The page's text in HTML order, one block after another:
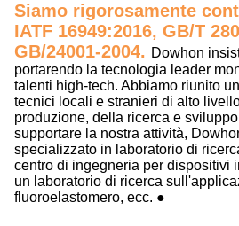
Siamo rigorosamente
IATF 16949:2016, GB/T
GB/24001-2004. Dowhon
portarendo la tecnologia leader
talenti high-tech. Abbiamo riunito
tecnici locali e stranieri di alto
produzione, della ricerca e
supportare la nostra attività,
specializzato in laboratorio di
centro di ingegneria per dispositivi
un laboratorio di ricerca
fluoroelastomero, ecc. ●